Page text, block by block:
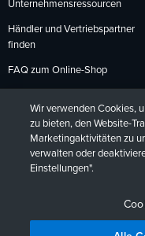
Unternehmensressourcen
Händler und Vertriebspartner
finden
FAQ zum Online-Shop
Rückgabebedingungen
Deutsch
Wir verwenden Cookies,
zu bieten, den Website-
Marketingaktivitäten zu
verwalten oder
Einstellungen".